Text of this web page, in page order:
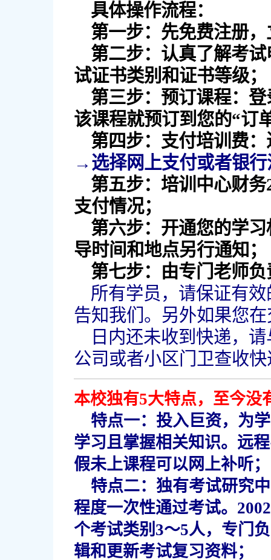
具体操作流程：
第一步：先免费注册，
第二步：认真了解考试
试证书类别和证书等级；
第三步：预订课程：登
该课程就预订到您的“订
第四步： 支付培训费：
→选择网上支付或者银行
第五步： 培训中心财
支付情况；
第六步： 开通您的学
导时间和地点另行通知；
第七步： 由专门老师
所有学员，请保证有
告知我们。另外如果您
日内还未收到快递，请
公司或者小区门卫查收
本校独有5大特点，至今没
特点一：投入巨资，为
学习且掌握相关知识。远
假未上课程可以网上补听；
特点二：独有考试研究
程度一次性通过考试。
个考试类别3～5人，专门
辑和更新考试复习资料；